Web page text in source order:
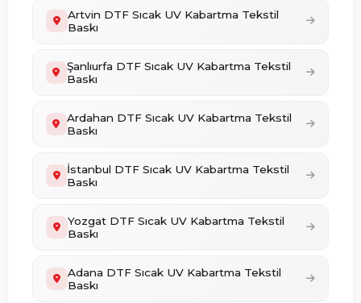
Artvin DTF Sıcak UV Kabartma Tekstil
Baskı
Şanlıurfa DTF Sıcak UV Kabartma Tekstil
Baskı
Ardahan DTF Sıcak UV Kabartma Tekstil
Baskı
İstanbul DTF Sıcak UV Kabartma Tekstil
Baskı
Yozgat DTF Sıcak UV Kabartma Tekstil
Baskı
Adana DTF Sıcak UV Kabartma Tekstil
Baskı